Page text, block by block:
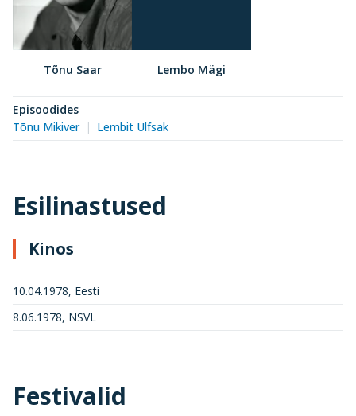
Tõnu Saar Lembo Mägi
Episoodides
Tõnu Mikiver
Lembit Ulfsak
Esilinastused
Kinos
10.04.1978, Eesti
8.06.1978, NSVL
Festivalid